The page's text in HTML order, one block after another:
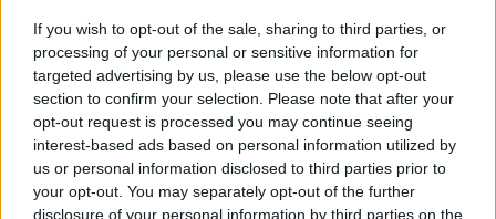
If you wish to opt-out of the sale, sharing to third parties, or
processing of your personal or sensitive information for
targeted advertising by us, please use the below opt-out
section to confirm your selection. Please note that after your
opt-out request is processed you may continue seeing
interest-based ads based on personal information utilized by
us or personal information disclosed to third parties prior to
your opt-out. You may separately opt-out of the further
disclosure of your personal information by third parties on the
Responder